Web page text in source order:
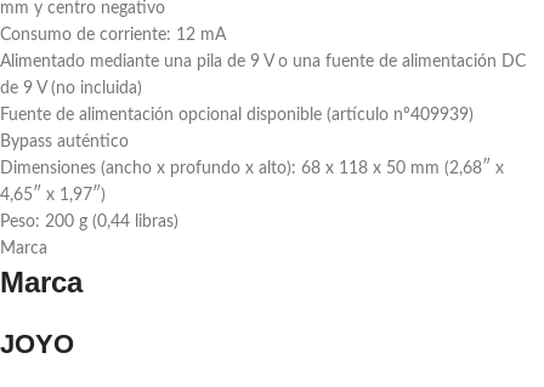
mm y centro negativo
Consumo de corriente: 12 mA
Alimentado mediante una pila de 9 V o una fuente de alimentación DC
de 9 V (no incluida)
Fuente de alimentación opcional disponible (artículo nº409939)
Bypass auténtico
Dimensiones (ancho x profundo x alto): 68 x 118 x 50 mm (2,68″ x
4,65″ x 1,97″)
Peso: 200 g (0,44 libras)
Marca
Marca
JOYO